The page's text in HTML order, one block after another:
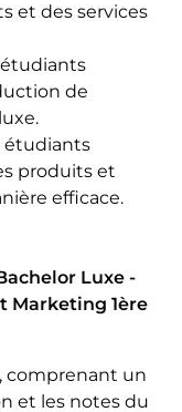
et des services
de
étudiants
produits et
efficace.
Luxe -
Marketing 1ère
comprenant un
et les notes du